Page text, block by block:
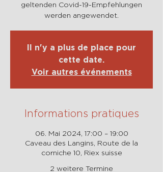
geltenden Covid-19-Empfehlungen
werden angewendet.
Il n'y a plus de place pour
cette date.
Voir autres événements
Informations pratiques
06. Mai 2024, 17:00 – 19:00
Caveau des Langins, Route de la
corniche 10, Riex suisse
2 weitere Termine